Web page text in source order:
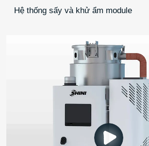
Hệ thống sấy và khử ẩm module